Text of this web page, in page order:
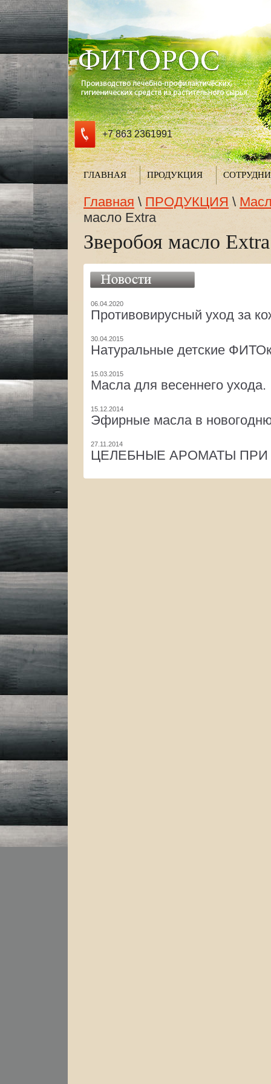
+7 863 2361991
ГЛАВНАЯ ПРОДУКЦИЯ
Главная \ПРОДУКЦИЯ \
масло Extra
Зверобоя масло Extra
06.04.2020
Противовирусный уход за
30.04.2015
Натуральные детские
15.03.2015
Масла для весеннего ухода.
15.12.2014
Эфирные масла в
27.11.2014
ЦЕЛЕБНЫЕ АРОМАТЫ ПРИ